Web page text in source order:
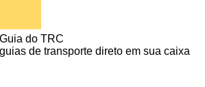
do TRC
de transporte direto em sua caixa